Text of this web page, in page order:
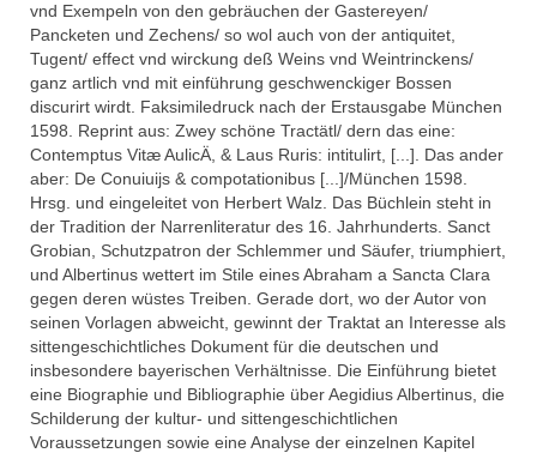
vnd Exempeln von den gebräuchen der Gastereyen/
Pancketen und Zechens/ so wol auch von der antiquitet,
Tugent/ effect vnd wirckung deß Weins vnd Weintrinckens/
ganz artlich vnd mit einführung geschwenckiger Bossen
discurirt wirdt. Faksimiledruck nach der Erstausgabe München
1598. Reprint aus: Zwey schöne Tractätl/ dern das eine:
Contemptus Vitæ AulicÄ, & Laus Ruris: intitulirt, [...]. Das ander
aber: De Conuiuijs & compotationibus [...]/München 1598.
Hrsg. und eingeleitet von Herbert Walz. Das Büchlein steht in
der Tradition der Narrenliteratur des 16. Jahrhunderts. Sanct
Grobian, Schutzpatron der Schlemmer und Säufer, triumphiert,
und Albertinus wettert im Stile eines Abraham a Sancta Clara
gegen deren wüstes Treiben. Gerade dort, wo der Autor von
seinen Vorlagen abweicht, gewinnt der Traktat an Interesse als
sittengeschichtliches Dokument für die deutschen und
insbesondere bayerischen Verhältnisse. Die Einführung bietet
eine Biographie und Bibliographie über Aegidius Albertinus, die
Schilderung der kultur- und sittengeschichtlichen
Voraussetzungen sowie eine Analyse der einzelnen Kapitel